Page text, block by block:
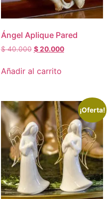
Ángel Aplique Pared
$40.000 $20.000
Añadir al carrito
¡Oferta!